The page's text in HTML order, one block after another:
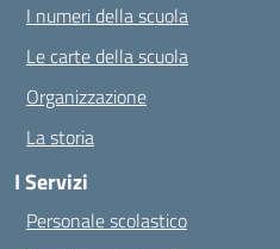
I numeri della scuola
Le carte della scuola
Organizzazione
La storia
I Servizi
Personale scolastico